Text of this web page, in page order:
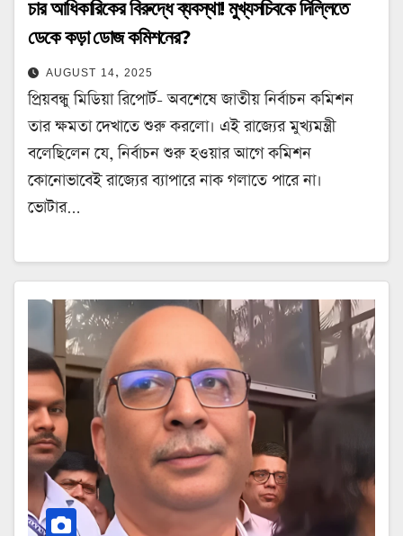
চার আধিকারিকের বিরুদ্ধে ব্যবস্থা! মুখ্যসচিবকে দিল্লিতে
ডেকে কড়া ডোজ কমিশনের?
AUGUST 14, 2025
প্রিয়বন্ধু মিডিয়া রিপোর্ট- অবশেষে জাতীয় নির্বাচন কমিশন
তার ক্ষমতা দেখাতে শুরু করলো। এই রাজ্যের মুখ্যমন্ত্রী
বলেছিলেন যে, নির্বাচন শুরু হওয়ার আগে কমিশন
কোনোভাবেই রাজ্যের ব্যাপারে নাক গলাতে পারে না।
ভোটার…